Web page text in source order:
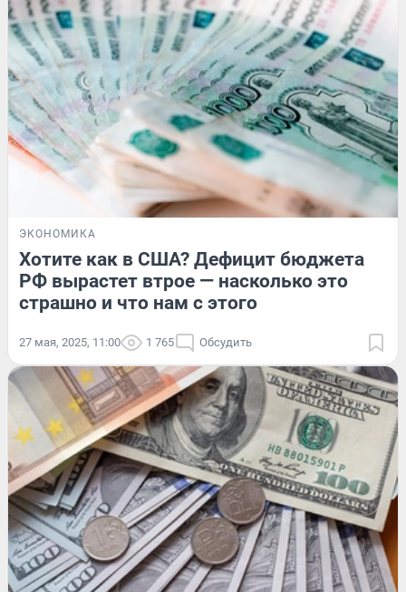
ЭКОНОМИКА
Хотите как в США? Дефицит бюджета
РФ вырастет втрое — насколько это
страшно и что нам с этого
27 мая, 2025, 11:00 1 765 Обсудить